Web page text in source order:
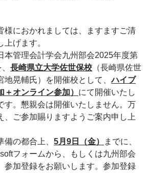
におかれましては、ますますご清
げます。
管理会計学会九州部会2025年度第
長崎県立大学佐世保校 （長崎県佐世
地晃輔氏）を開催校として、ハイブ
＋オンライン参加） にて開催いたし
す。懇親会は開催いたしません。万
、ご参加賜りますようご案内申し上
の都合上、 5月9 日（金）
までに、
フォームから、もしくは九州部会
参加登録をお願いします。参加登録